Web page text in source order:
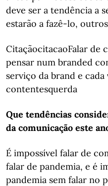
deve ser a tendência a
estarão a fazê-lo,
CitaçãocitacaoFalar de
pensar num branded
serviço da brand e
contentesquerda
Que tendências
da comunicação este
É impossível falar de
falar de pandemia, e é
pandemia sem falar no